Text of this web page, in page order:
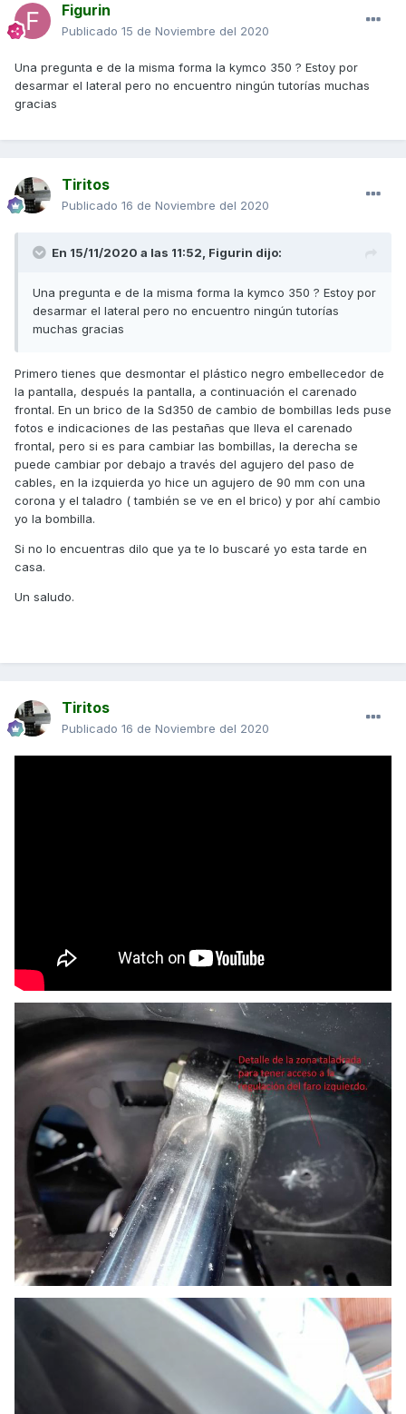
Figurin
Publicado 15 de Noviembre del 2020
Una pregunta e de la misma forma la kymco 350 ? Estoy por
desarmar el lateral pero no encuentro ningún tutorías muchas
gracias
Tiritos
Publicado 16 de Noviembre del 2020
En 15/11/2020 a las 11:52, Figurin dijo:
Una pregunta e de la misma forma la kymco 350 ? Estoy por
desarmar el lateral pero no encuentro ningún tutorías
muchas gracias
Primero tienes que desmontar el plástico negro embellecedor de
la pantalla, después la pantalla, a continuación el carenado
frontal. En un brico de la Sd350 de cambio de bombillas leds puse
fotos e indicaciones de las pestañas que lleva el carenado
frontal, pero si es para cambiar las bombillas, la derecha se
puede cambiar por debajo a través del agujero del paso de
cables, en la izquierda yo hice un agujero de 90 mm con una
corona y el taladro ( también se ve en el brico) y por ahí cambio
yo la bombilla.
Si no lo encuentras dilo que ya te lo buscaré yo esta tarde en
casa.
Un saludo.
Tiritos
Publicado 16 de Noviembre del 2020